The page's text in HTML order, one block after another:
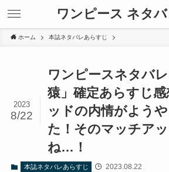
ワンピース ネタ
ホーム 本誌ネタバレあらすじ
ワンピースネタバ
猿」確定あらすじ
ッドの内情がよう
た！そのマッチア
ね…！
2023
8/22
本誌ネタバレあらすじ 2023.08.22